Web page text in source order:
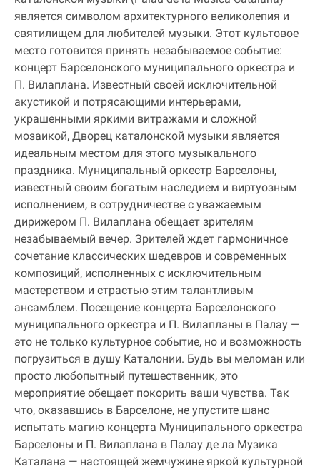
является символом архитектурного великолепия и
святилищем для любителей музыки. Этот культовое
место готовится принять незабываемое событие:
концерт Барселонского муниципального оркестра и
П. Вилаплана. Известный своей исключительной
акустикой и потрясающими интерьерами,
украшенными яркими витражами и сложной
мозаикой, Дворец каталонской музыки является
идеальным местом для этого музыкального
праздника. Муниципальный оркестр Барселоны,
известный своим богатым наследием и виртуозным
исполнением, в сотрудничестве с уважаемым
дирижером П. Вилаплана обещает зрителям
незабываемый вечер. Зрителей ждет гармоничное
сочетание классических шедевров и современных
композиций, исполненных с исключительным
мастерством и страстью этим талантливым
ансамблем. Посещение концерта Барселонского
муниципального оркестра и П. Вилапланы в Палау —
это не только культурное событие, но и возможность
погрузиться в душу Каталонии. Будь вы меломан или
просто любопытный путешественник, это
мероприятие обещает покорить ваши чувства. Так
что, оказавшись в Барселоне, не упустите шанс
испытать магию концерта Муниципального оркестра
Барселоны и П. Вилаплана в Палау де ла Музика
Каталана — настоящей жемчужине яркой культурной